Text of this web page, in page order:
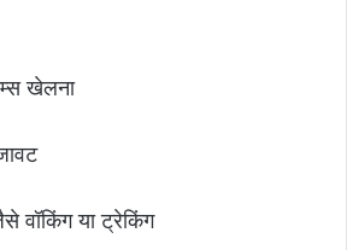
खेलना
वॉकिंग या ट्रेकिंग